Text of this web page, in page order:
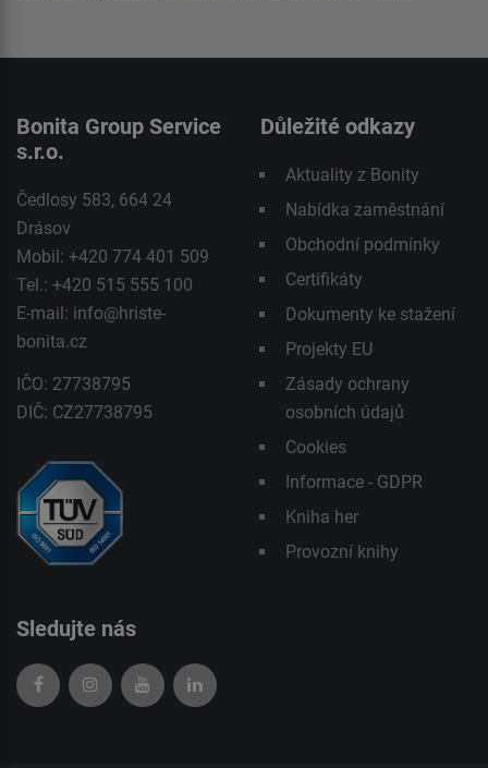
Bonita Group Service
s.r.o.
Čedlosy 583, 664 24
Drásov
Mobil: +420 774 401 509
Tel.: +420 515 555 100
E-mail: info@hriste-
bonita.cz
IČO: 27738795
DIČ: CZ27738795
Důležité odkazy
Aktuality z Bonity
Nabídka zaměstnání
Obchodní podmínky
Certifikáty
Dokumenty ke stažení
Projekty EU
Zásady ochrany
osobních údajů
Cookies
Informace - GDPR
Kniha her
Provozní knihy
Sledujte nás